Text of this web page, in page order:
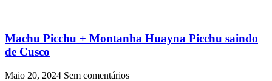
Machu Picchu + Montanha Huayna Picchu saindo
de Cusco
Maio 20, 2024 Sem comentários